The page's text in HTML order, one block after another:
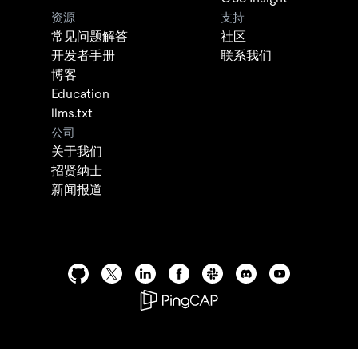
资源
常见问题解答
开发者手册
博客
Education
llms.txt
支持
社区
联系我们
公司
关于我们
招贤纳士
新闻报道